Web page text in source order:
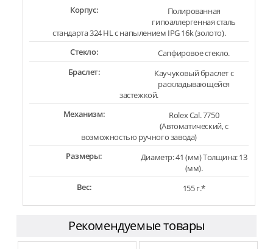
Корпус:
Полированная
гипоаллергенная сталь
стандарта 324 HL с напылением IPG 16k (золото).
Стекло:
Сапфировое стекло.
Браслет:
Каучуковый браслет с
раскладывающейся
застежкой.
Механизм:
Rolex Cal. 7750
(Автоматический, с
возможностью ручного завода)
Размеры:
Диаметр: 41 (мм) Толщина: 13
(мм).
Вес:
155 г.*
Рекомендуемые товары